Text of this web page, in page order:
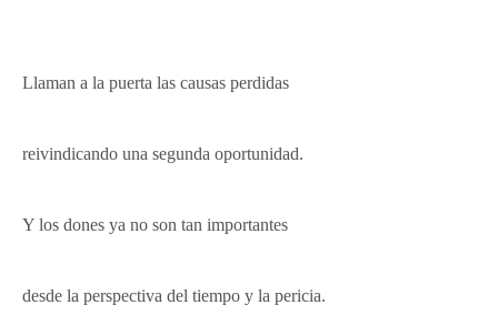
Llaman a la puerta las causas perdidas
reivindicando una segunda oportunidad.
Y los dones ya no son tan importantes
desde la perspectiva del tiempo y la pericia.